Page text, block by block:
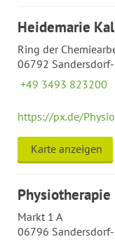
Heidemarie
Ring der
06792
+49 3493 823200
https://px.de/
Karte anzeigen
Markt 1 A
06796 Sandersdorf-